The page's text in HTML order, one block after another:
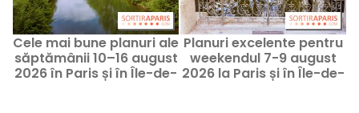
Cele mai bune planuri ale
săptămânii 10–16 august
2026 în Paris și în Île-de-
Planuri excelente pentru
weekendul 7-9 august
2026 la Paris și în Île-de-